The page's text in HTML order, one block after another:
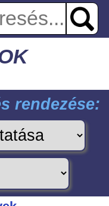
rendezése: